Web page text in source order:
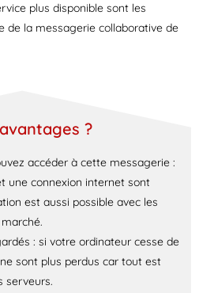
plus disponible sont les
de la messagerie collaborative de
?
accéder à cette messagerie :
une connexion internet sont
est aussi possible avec les
: si votre ordinateur cesse de
sont plus perdus car tout est
serveurs.